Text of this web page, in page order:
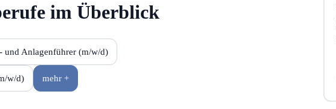
im Überblick
und Anlagenführer (m/w/d)
w/d) mehr +